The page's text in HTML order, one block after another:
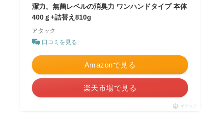
潔力。無菌レベルの消臭力 ワンハンドタイプ 本体
400ｇ+詰替え810g
アタック
口コミを見る
Amazonで見る
楽天市場で見る
ポチップ